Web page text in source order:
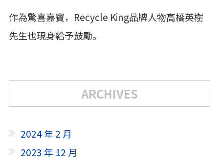
作為驚喜嘉賓，Recycle King品牌人物高橋英樹
先生也現身給予鼓勵。
ARCHIVES
2024 年 2 月
2023 年 12 月